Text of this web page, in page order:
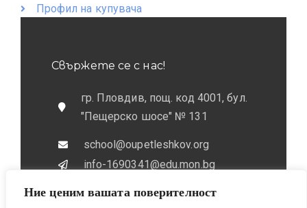
Ние ценим вашата поверителност
Профил на купувача
Свържете се с нас!
гр. Пловдив, пощ. код 4001, бул.
"Пещерско шосе" № 131
school@oupetleshkov.org
info-1690341@edu.mon.bg
032 / 643 673